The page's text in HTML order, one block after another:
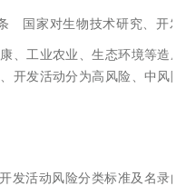
国家对生物技术研究、开发
、工业农业、生态环境等造
开发活动分为高风险、中风
发活动风险分类标准及名录